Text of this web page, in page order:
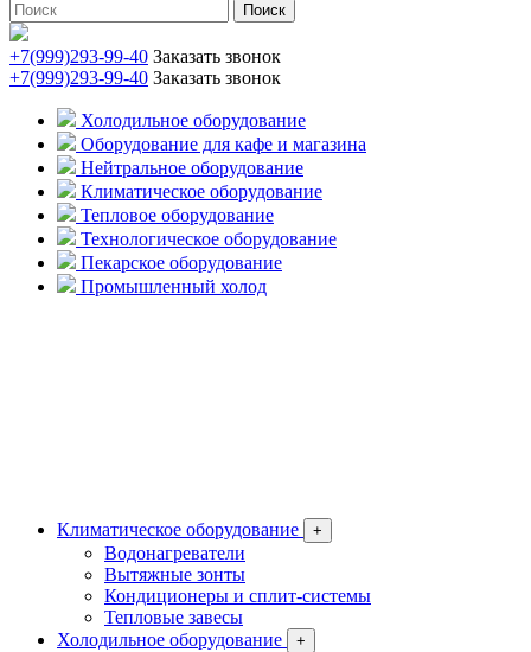
Поиск
+7(999)293-99-40 Заказать звонок
+7(999)293-99-40 Заказать звонок
Холодильное оборудование
Оборудование для кафе и магазина
Нейтральное оборудование
Климатическое оборудование
Тепловое оборудование
Технологическое оборудование
Пекарское оборудование
Промышленный холод
Климатическое оборудование +
Водонагреватели
Вытяжные зонты
Кондиционеры и сплит-системы
Тепловые завесы
Холодильное оборудование
+